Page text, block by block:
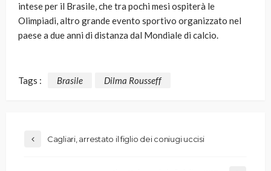
intese per il Brasile, che tra pochi mesi ospiterà le
Olimpiadi, altro grande evento sportivo organizzato nel
paese a due anni di distanza dal Mondiale di calcio.
Tags : Brasile Dilma Rousseff
Cagliari, arrestato il figlio dei coniugi uccisi